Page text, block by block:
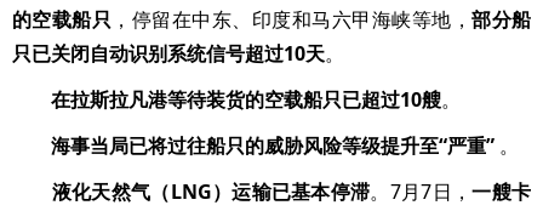
的空载船只 ，停留在中东、印度和马六甲海峡等地，部分船
只已关闭自动识别系统信号超过10天。
在拉斯拉凡港等待装货的空载船只已超过10艘。
海事当局已将过往船只的威胁风险等级提升至“严重” 。
液化天然气（LNG）运输已基本停滞。7月7日，一艘卡